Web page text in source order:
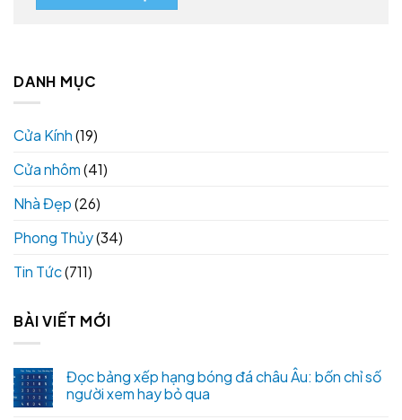
DANH MỤC
Cửa Kính(19)
Cửa nhôm(41)
Nhà Đẹp(26)
Phong Thủy(34)
Tin Tức(711)
BÀI VIẾT MỚI
Đọc bảng xếp hạng bóng đá châu Âu: bốn chỉ số
người xem hay bỏ qua